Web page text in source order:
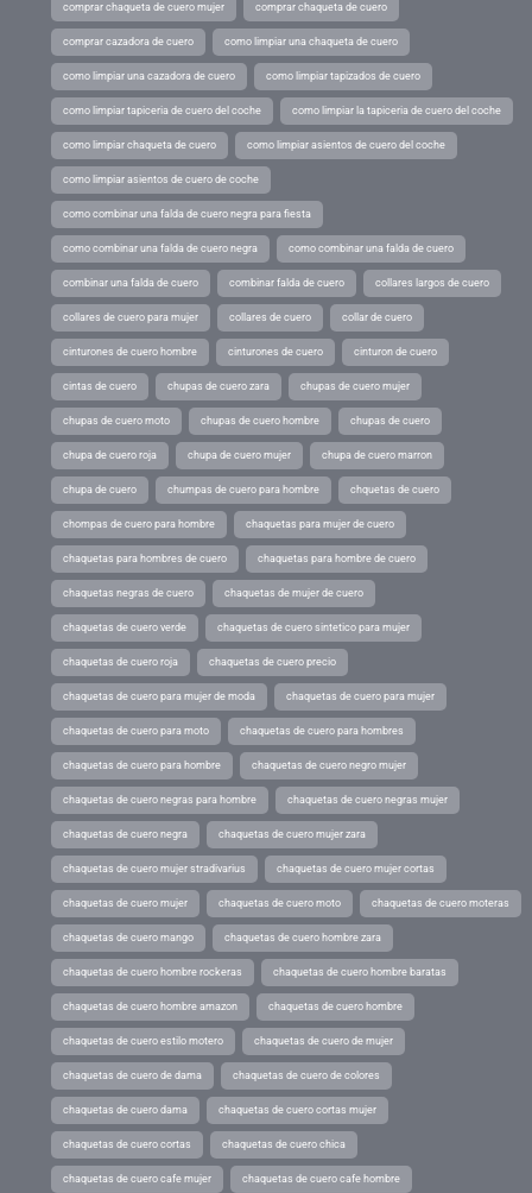
comprar chaqueta de cuero mujer comprar chaqueta de cuero
comprar cazadora de cuero como limpiar una chaqueta de cuero
como limpiar una cazadora de cuero como limpiar tapizados de cuero
como limpiar tapiceria de cuero del coche como limpiar la tapiceria de cuero del coche
como limpiar chaqueta de cuero como limpiar asientos de cuero del coche
como limpiar asientos de cuero de coche
como combinar una falda de cuero negra para fiesta
como combinar una falda de cuero negra como combinar una falda de cuero
combinar una falda de cuero combinar falda de cuero collares largos de cuero
collares de cuero para mujer collares de cuero collar de cuero
cinturones de cuero hombre cinturones de cuero cinturon de cuero
cintas de cuero chupas de cuero zara chupas de cuero mujer
chupas de cuero moto chupas de cuero hombre chupas de cuero
chupa de cuero roja chupa de cuero mujer chupa de cuero marron
chupa de cuero chumpas de cuero para hombre chquetas de cuero
chompas de cuero para hombre chaquetas para mujer de cuero
chaquetas para hombres de cuero chaquetas para hombre de cuero
chaquetas negras de cuero chaquetas de mujer de cuero
chaquetas de cuero verde chaquetas de cuero sintetico para mujer
chaquetas de cuero roja chaquetas de cuero precio
chaquetas de cuero para mujer de moda chaquetas de cuero para mujer
chaquetas de cuero para moto chaquetas de cuero para hombres
chaquetas de cuero para hombre chaquetas de cuero negro mujer
chaquetas de cuero negras para hombre chaquetas de cuero negras mujer
chaquetas de cuero negra chaquetas de cuero mujer zara
chaquetas de cuero mujer stradivarius chaquetas de cuero mujer cortas
chaquetas de cuero mujer chaquetas de cuero moto chaquetas de cuero moteras
chaquetas de cuero mango chaquetas de cuero hombre zara
chaquetas de cuero hombre rockeras chaquetas de cuero hombre baratas
chaquetas de cuero hombre amazon chaquetas de cuero hombre
chaquetas de cuero estilo motero chaquetas de cuero de mujer
chaquetas de cuero de dama chaquetas de cuero de colores
chaquetas de cuero dama chaquetas de cuero cortas mujer
chaquetas de cuero cortas chaquetas de cuero chica
chaquetas de cuero cafe mujer chaquetas de cuero cafe hombre